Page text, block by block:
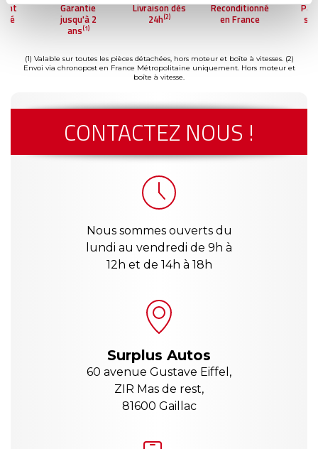
Garantie
jusqu'à 2
ans(1)
Livraison dès
24h(2)
Reconditionné
en France
(1) Valable sur toutes les pièces détachées, hors moteur et boîte à vitesses. (2)
Envoi via chronopost en France Métropolitaine uniquement. Hors moteur et
boîte à vitesse.
CONTACTEZ NOUS !
Nous sommes ouverts du
lundi au vendredi de 9h à
12h et de 14h à 18h
Surplus Autos
60 avenue Gustave Eiffel,
ZIR Mas de rest,
81600 Gaillac